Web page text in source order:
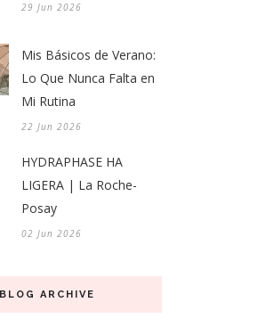
29 Jun 2026
Mis Básicos de Verano:
Lo Que Nunca Falta en
Mi Rutina
22 Jun 2026
HYDRAPHASE HA
LIGERA | La Roche-
Posay
02 Jun 2026
BLOG ARCHIVE